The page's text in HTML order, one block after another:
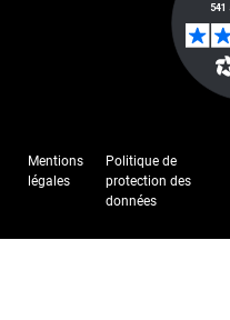
Mentions
légales
Politique de
protection des
données